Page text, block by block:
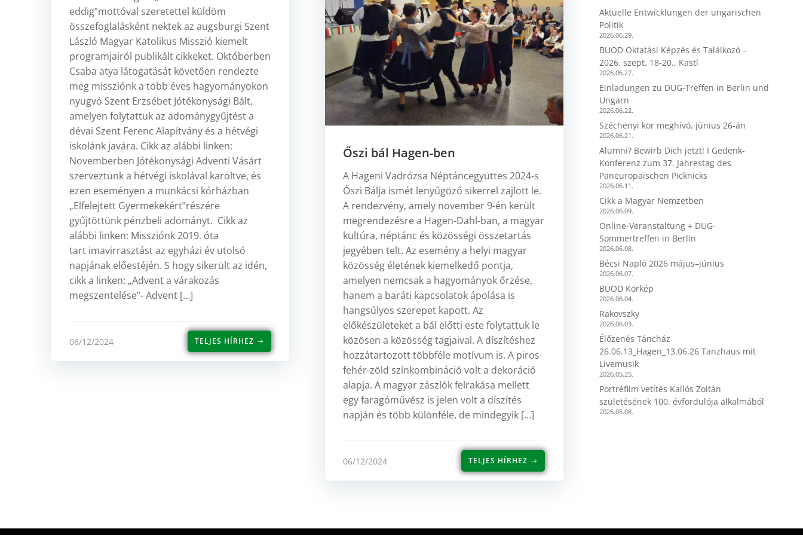
eddig”mottóval szeretettel küldöm
összefoglalásként nektek az augsburgi Szent
László Magyar Katolikus Misszió kiemelt
programjairól publikált cikkeket. Októberben
Csaba atya látogatását követően rendezte
meg missziónk a több éves hagyományokon
nyugvó Szent Erzsébet Jótékonysági Bált,
amelyen folytattuk az adománygyűjtést a
dévai Szent Ferenc Alapítvány és a hétvégi
iskolánk javára. Cikk az alábbi linken:
Novemberben Jótékonysági Adventi Vásárt
szerveztünk a hétvégi iskolával karöltve, és
ezen eseményen a munkácsi kórházban
„Elfelejtett Gyermekekért”részére
gyűjtöttünk pénzbeli adományt. Cikk az
alábbi linken: Missziónk 2019. óta
tart imavirrasztást az egyházi év utolsó
napjának előestéjén. S hogy sikerült az idén,
cikk a linken: „Advent a várakozás
megszentelése”- Advent […]
06/12/2024 TELJES HÍRHEZ
Őszi bál Hagen-ben
A Hageni Vadrózsa Néptáncegyüttes 2024-s
Őszi Bálja ismét lenyűgöző sikerrel zajlott le.
A rendezvény, amely november 9-én került
megrendezésre a Hagen-Dahl-ban, a magyar
kultúra, néptánc és közösségi összetartás
jegyében telt. Az esemény a helyi magyar
közösség életének kiemelkedő pontja,
amelyen nemcsak a hagyományok őrzése,
hanem a baráti kapcsolatok ápolása is
hangsúlyos szerepet kapott. Az
előkészületeket a bál előtti este folytattuk le
közösen a közösség tagjaival. A díszítéshez
hozzátartozott többféle motívum is. A piros-
fehér-zöld színkombináció volt a dekoráció
alapja. A magyar zászlók felrakása mellett
egy faragóművész is jelen volt a díszítés
napján és több különféle, de mindegyik […]
06/12/2024 TELJES HÍRHEZ
Aktuelle Entwicklungen der ungarischen
Politik
2026.06.29.
BUOD Oktatási Képzés és Találkozó –
2026. szept. 18-20., Kastl
2026.06.27.
Einladungen zu DUG-Treffen in Berlin und
Ungarn
2026.06.22.
Széchenyi kör meghívó, június 26-án
2026.06.21.
Alumni? Bewirb Dich jetzt! I Gedenk-
Konferenz zum 37. Jahrestag des
Paneuropäischen Picknicks
2026.06.11.
Cikk a Magyar Nemzetben
2026.06.09.
Online-Veranstaltung + DUG-
Sommertreffen in Berlin
2026.06.08.
Bécsi Napló 2026 május–június
2026.06.07.
BUOD Körkép
2026.06.04.
Rakovszky
2026.06.03.
Élőzenés Táncház
26.06.13_Hagen_13.06.26 Tanzhaus mit
Livemusik
2026.05.25.
Portréfilm vetítés Kallós Zoltán
születésének 100. évfordulója alkalmából
2026.05.08.